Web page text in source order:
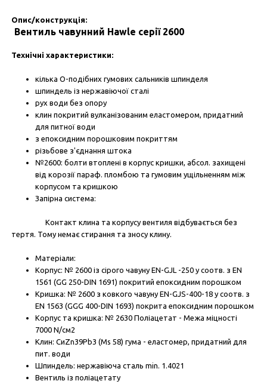
Опис/конструкція:
Вентиль чавунний Hawle серії 2600
Технічні характеристики:
кілька О-подібних гумових сальників шпинделя
шпиндель із нержавіючої сталі
рух води без опору
клин покритий вулканізованим еластомером, придатний
для питної води
з епоксидним порошковим покриттям
різьбове з'єднання штока
№2600: болти втоплені в корпус кришки, абсол. захищені
від корозії параф. пломбою та гумовим ущільненням між
корпусом та кришкою
Запірна система:
Контакт клина та корпусу вентиля відбувається без
тертя. Тому немає стирання та зносу клину.
Матеріали:
Корпус: № 2600 із сірого чавуну EN-GJL -250 у соотв. з EN
1561 (GG 250-DIN 1691) покритий епоксидним порошком
Кришка: № 2600 з ковкого чавуну EN-GJS-400-18 у соотв. з
EN 1563 (GGG 400-DIN 1693) покрита епоксидним порошком
Корпус та кришка: № 2630 Поліацетат - Межа міцності
7000 N/см2
Клин: СиZn39Рb3 (Мs 58) гума - еластомер, придатний для
пит. води
Шпиндель: нержавіюча сталь min. 1.4021
Вентиль із поліацетату